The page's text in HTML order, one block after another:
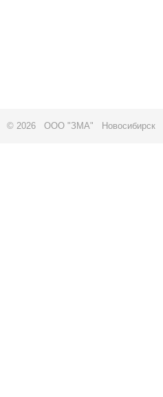
© 2026 ООО "ЗМА" Новосибирск